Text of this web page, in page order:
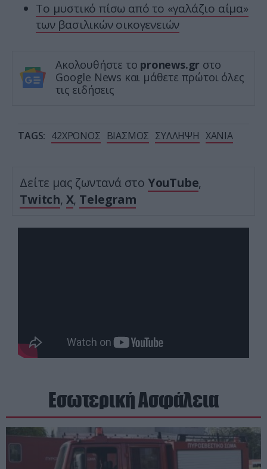
Το μυστικό πίσω από το «γαλάζιο αίμα»
των βασιλικών οικογενειών
Ακολουθήστε το pronews.gr στο
Google News και μάθετε πρώτοι όλες
τις ειδήσεις
TAGS: 42ΧΡΟΝΟΣ ΒΙΑΣΜΟΣ ΣΥΛΛΗΨΗ ΧΑΝΙΑ
Δείτε μας ζωντανά στο YouTube,
Twitch, X, Telegram
Εσωτερική Ασφάλεια